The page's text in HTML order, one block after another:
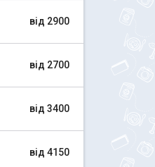
від 2900
від 2700
від 3400
від 4150